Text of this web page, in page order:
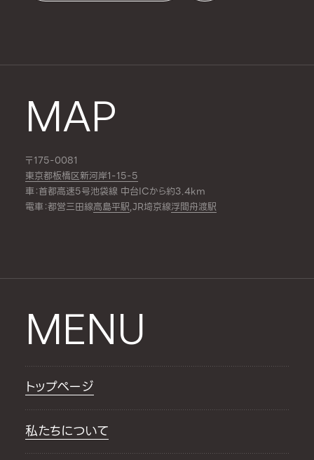
MAP
〒175-0081
東京都板橋区新河岸1-15-5
車：首都高速5号池袋線 中台ICから約3.4km
電車：都営三田線高島平駅,JR埼京線浮間舟渡駅
MENU
トップページ
私たちについて